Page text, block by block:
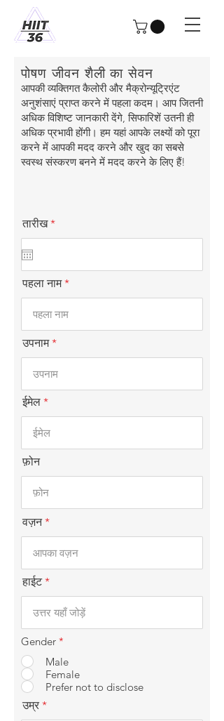
पोषण जीवन शैली का सेवन
आपकी व्यक्तिगत कैलोरी और मैक्रोन्यूट्रिएंट
अनुशंसाएं प्राप्त करने में पहला कदम। आप जितनी
अधिक विशिष्ट जानकारी देंगे, सिफारिशें उतनी ही
अधिक प्रभावी होंगी। हम यहां आपके लक्ष्यों को पूरा
करने में आपकी मदद करने और खुद का सबसे
स्वस्थ संस्करण बनने में मदद करने के लिए हैं!
तारीख *r
i
r
e
d
पहला नाम
उपनाम
ईमेल
फ़ोन
वज़न
हाईट
Gender *
Male
Female
Prefer not to disclose
उम्र